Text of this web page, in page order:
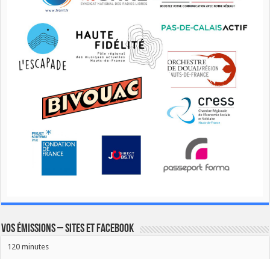
Vos émissions – Sites et Facebook
120 minutes